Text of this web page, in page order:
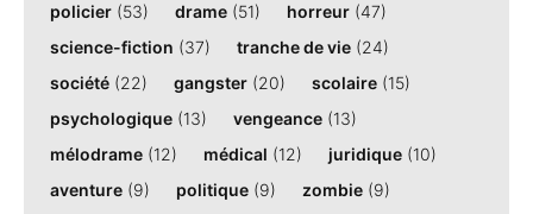
policier (53) drame (51) horreur (47)
science-fiction (37) tranche de vie (24)
société (22) gangster (20) scolaire (15)
psychologique (13) vengeance (13)
mélodrame (12) médical (12) juridique (10)
aventure (9) politique (9) zombie (9)